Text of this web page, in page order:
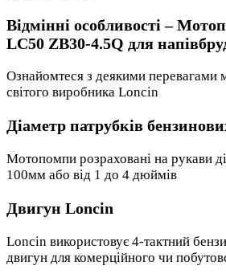
Відмінні особливості –
LC50 ZB30-4.5Q для
Ознайомтеся з деякими перевагами
світого виробника Loncin
Діаметр патрубків
Мотопомпи розраховані на рукави
100мм або від 1 до 4 дюймів
Двигун Loncin
Loncin використовує 4-тактний
двигун для комерційного чи